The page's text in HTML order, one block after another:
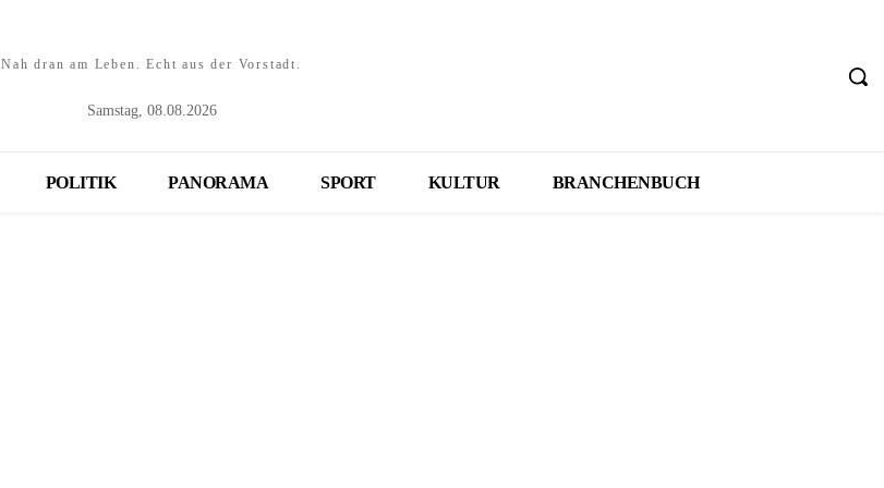
Nah dran am Leben. Echt aus der Vorstadt.
Samstag, 08.08.2026
POLITIK PANORAMA SPORT KULTUR BRANCHENBUCH